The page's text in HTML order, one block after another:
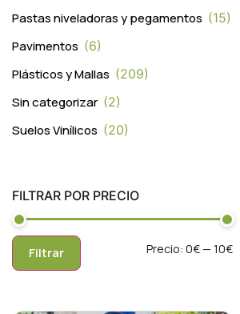
Pastas niveladoras y pegamentos 15
Pavimentos 6
Plásticos y Mallas 209
Sin categorizar 2
Suelos Vinílicos 20
FILTRAR POR PRECIO
Filtrar Precio: 0€— 10€